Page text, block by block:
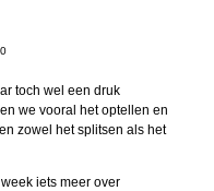
toch wel een druk
we vooral het optellen en
zowel het splitsen als het
iets meer over